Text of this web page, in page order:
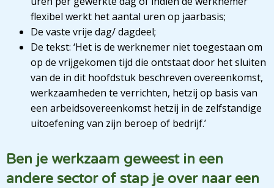
flexibel werkt het aantal uren op jaarbasis;
De vaste vrije dag/ dagdeel;
De tekst: ‘Het is de werknemer niet toegestaan om
op de vrijgekomen tijd die ontstaat door het sluiten
van de in dit hoofdstuk beschreven overeenkomst,
werkzaamheden te verrichten, hetzij op basis van
een arbeidsovereenkomst hetzij in de zelfstandige
uitoefening van zijn beroep of bedrijf.’
Ben je werkzaam geweest in een
andere sector of stap je over naar een